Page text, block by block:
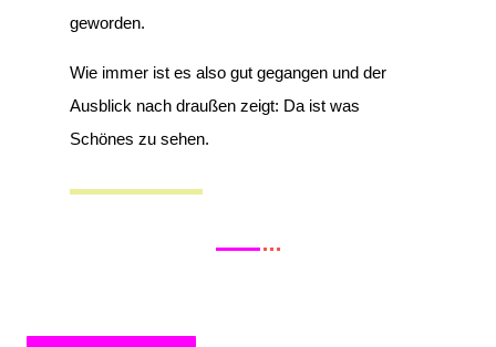
geworden.
Wie immer ist es also gut gegangen und der
Ausblick nach draußen zeigt: Da ist was
Schönes zu sehen.